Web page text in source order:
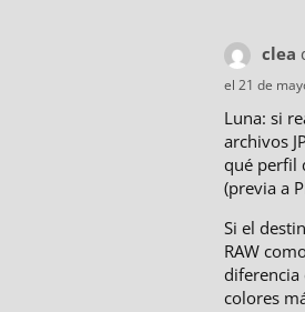
clea
el 21 de
Luna: si
archivos
qué perfil
(previa a
Si el
RAW
diferencia
colores